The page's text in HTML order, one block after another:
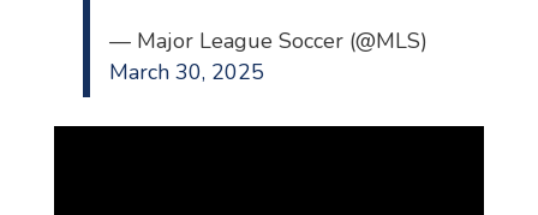
— Major League Soccer (@MLS)
March 30, 2025